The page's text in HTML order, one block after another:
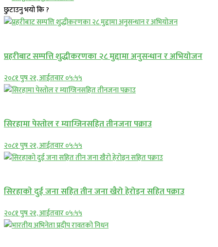
छुटाउनु भयो कि ?
प्रहरीबाट सम्पत्ति शुद्धीकरणका २८ मुद्दामा अनुसन्धान र अभियोजन
२०८१ पुष २१, आईतवार ०५:५५
सिरहामा पेस्तोल र म्याग्जिनसहित तीनजना पक्राउ
२०८१ पुष २१, आईतवार ०५:५५
सिरहाकाे दुई जना सहित तीन जना खैरो हेरोइन सहित पक्राउ
२०८१ पुष २१, आईतवार ०५:५५